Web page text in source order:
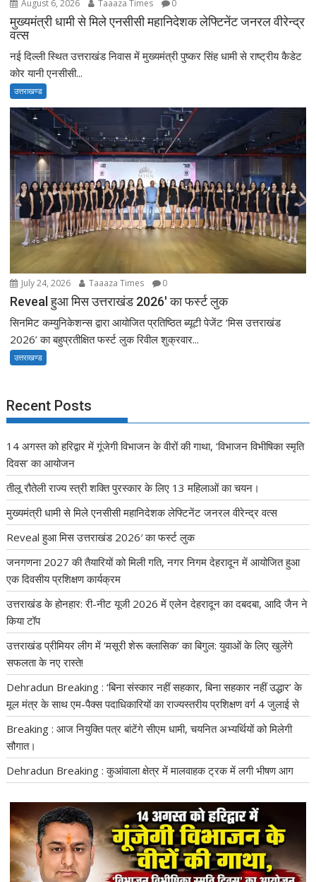
August 6, 2026 Taaaza Times 0
मुख्यमंत्री धामी से मिले एनसीसी महानिदेशक लेफ्टिनेंट जनरल वीरेन्द्र
वत्स
नई दिल्ली स्थित उत्तराखंड निवास में मुख्यमंत्री पुष्कर सिंह धामी से राष्ट्रीय कैडेट
कोर यानी एनसीसी...
उत्तराखण्ड
July 24, 2026 Taaaza Times 0
Reveal हुआ मिस उत्तराखंड 2026′ का फर्स्ट लुक
सिनमिट कम्युनिकेशन्स द्वारा आयोजित प्रतिष्ठित ब्यूटी पेजेंट ‘मिस उत्तराखंड
2026’ का बहुप्रतीक्षित फर्स्ट लुक रिवील शुक्रवार...
उत्तराखण्ड
Recent Posts
14 अगस्त को हरिद्वार में गूंजेगी विभाजन के वीरों की गाथा, ‘विभाजन विभीषिका स्मृति
दिवस’ का आयोजन
तीलू रौतेली राज्य स्त्री शक्ति पुरस्कार के लिए 13 महिलाओं का चयन।
मुख्यमंत्री धामी से मिले एनसीसी महानिदेशक लेफ्टिनेंट जनरल वीरेन्द्र वत्स
Reveal हुआ मिस उत्तराखंड 2026′ का फर्स्ट लुक
जनगणना 2027 की तैयारियों को मिली गति, नगर निगम देहरादून में आयोजित हुआ
एक दिवसीय प्रशिक्षण कार्यक्रम
उत्तराखंड के होनहार: री-नीट यूजी 2026 में एलेन देहरादून का दबदबा, आदि जैन ने
किया टॉप
उत्तराखंड प्रीमियर लीग में ‘मसूरी शेरू क्लासिक’ का बिगुल: युवाओं के लिए खुलेंगे
सफलता के नए रास्ते!
Dehradun Breaking : ‘बिना संस्कार नहीं सहकार, बिना सहकार नहीं उद्धार’ के
मूल मंत्र के साथ एम-पैक्स पदाधिकारियों का राज्यस्तरीय प्रशिक्षण वर्ग 4 जुलाई से
Breaking : आज नियुक्ति पत्र बांटेंगे सीएम धामी, चयनित अभ्यर्थियों को मिलेगी
सौगात।
Dehradun Breaking : कुआंवाला क्षेत्र में मालवाहक ट्रक में लगी भीषण आग